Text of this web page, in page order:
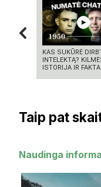
KAS SUKŪRĖ
INTELEKTĄ?
ISTORIJA IR FAKTAI
Taip pat
Naudinga